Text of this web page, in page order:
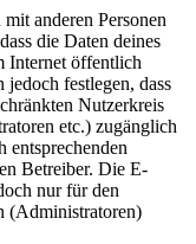
anderen Personen
die Daten deines
Internet öffentlich
festlegen, dass
Nutzerkreis
etc.) zugänglich
entsprechenden
Betreiber. Die E-
nur für den
(Administratoren)